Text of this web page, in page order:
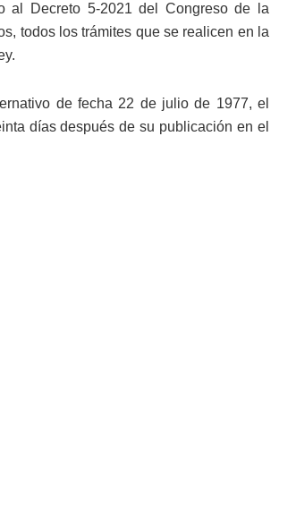
al Decreto 5-2021 del Congreso de la
todos los trámites que se realicen en la
de fecha 22 de julio de 1977, el
días después de su publicación en el